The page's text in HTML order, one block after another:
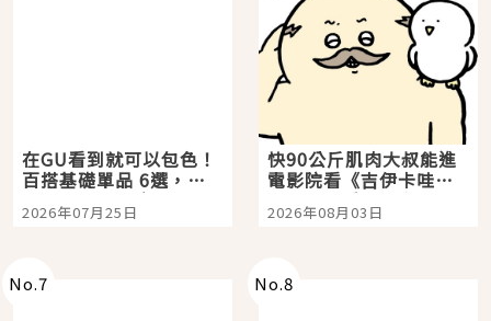
在GU看到就可以包色！
百搭基礎單品 6選，閉
眼全收也不心疼
2026年07月25日
快90公斤肌肉大叔能進
電影院看《吉伊卡哇》
嗎？日本重金屬樂團
「打首」會長與nagano
2026年08月03日
No.7 No.8